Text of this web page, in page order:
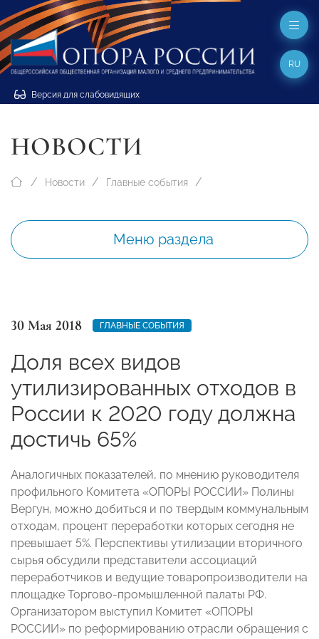
Версия для слабовидящих
RU
НОВОСТИ
Новости Главные события
Меню раздела
30 Мая 2018 ГЛАВНЫЕ СОБЫТИЯ
Доля всех видов
утилизированных отходов в
России к 2020 году должна
достичь 65%
Аналогичных показателей, по мнению руководителя
профильного Комитета «ОПОРЫ РОССИИ» Полины
Вергун, можно добиться и по твердым коммунальным
отходам, процент переработки которых сегодня не
превышает 5%. Перспективы утилизации вторичного
сырья обсудили представители ассоциаций
переработчиков и ведущие товаропроизводители на
площадке Торгово-промышленной палаты РФ.
Организатором выступил Комитет «ОПОРЫ
РОССИИ» по реформированию отрасли обращения с